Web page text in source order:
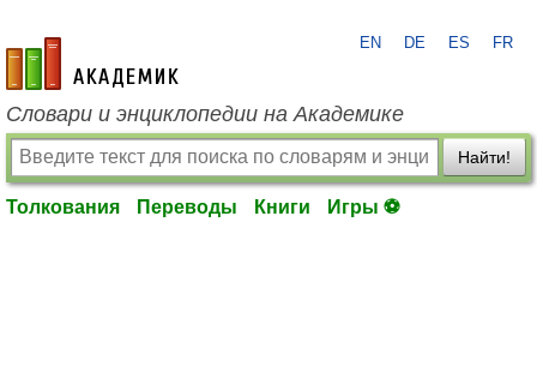
academic.ru
EN DE ES FR
Словари и энциклопедии на Академике
Найти!
Толкования Переводы Книги Игры ⚽